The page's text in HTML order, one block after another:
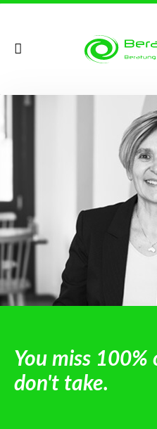
You miss
don't take.